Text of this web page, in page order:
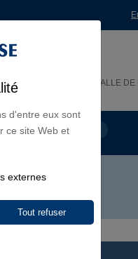
d'entre eux sont
ce site Web et
externes
SALLE
NOM DU PROJET